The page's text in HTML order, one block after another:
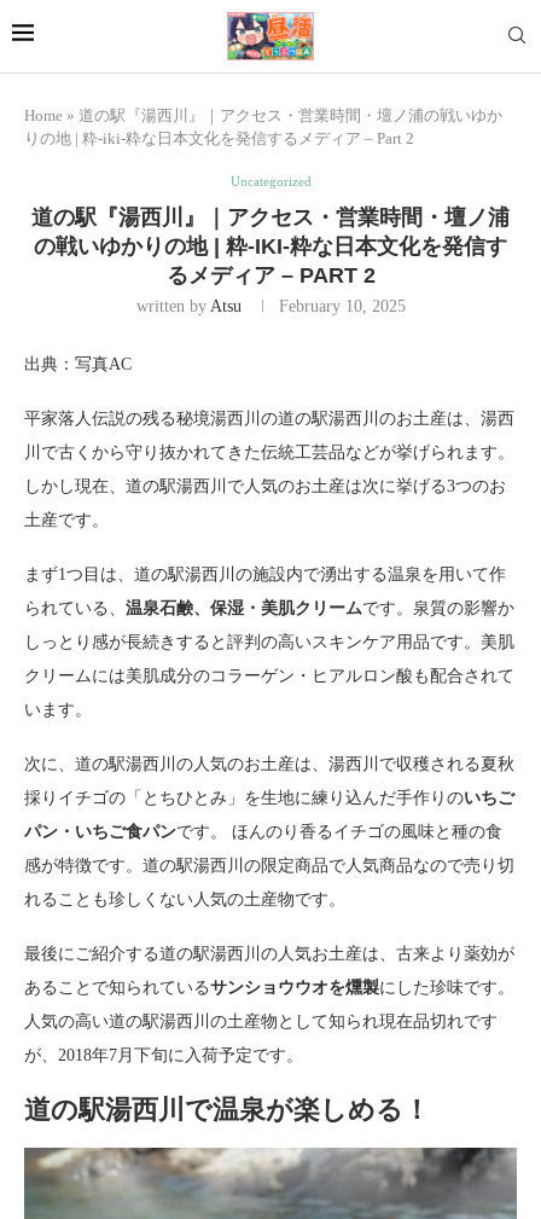
Home » 道の駅『湯西川』｜アクセス・営業時間・壇ノ浦の戦いゆか
りの地 | 粋-iki-粋な日本文化を発信するメディア – Part 2
Uncategorized
道の駅『湯西川』｜アクセス・営業時間・壇ノ浦
の戦いゆかりの地 | 粋-IKI-粋な日本文化を発信す
るメディア – PART 2
written by Atsu February 10, 2025
出典：写真AC
平家落人伝説の残る秘境湯西川の道の駅湯西川のお土産は、湯西
川で古くから守り抜かれてきた伝統工芸品などが挙げられます。
しかし現在、道の駅湯西川で人気のお土産は次に挙げる3つのお
土産です。
まず1つ目は、道の駅湯西川の施設内で湧出する温泉を用いて作
られている、 温泉石鹸、保湿・美肌クリームです。泉質の影響か
しっとり感が長続きすると評判の高いスキンケア用品です。美肌
クリームには美肌成分のコラーゲン・ヒアルロン酸も配合されて
います。
次に、道の駅湯西川の人気のお土産は、湯西川で収穫される夏秋
採りイチゴの「とちひとみ」を生地に練り込んだ手作りのいちご
パン・いちご食パンです。 ほんのり香るイチゴの風味と種の食
感が特徴です。道の駅湯西川の限定商品で人気商品なので売り切
れることも珍しくない人気の土産物です。
最後にご紹介する道の駅湯西川の人気お土産は、古来より薬効が
あることで知られているサンショウウオを燻製にした珍味です。
人気の高い道の駅湯西川の土産物として知られ現在品切れです
が、2018年7月下旬に入荷予定です。
道の駅湯西川で温泉が楽しめる！